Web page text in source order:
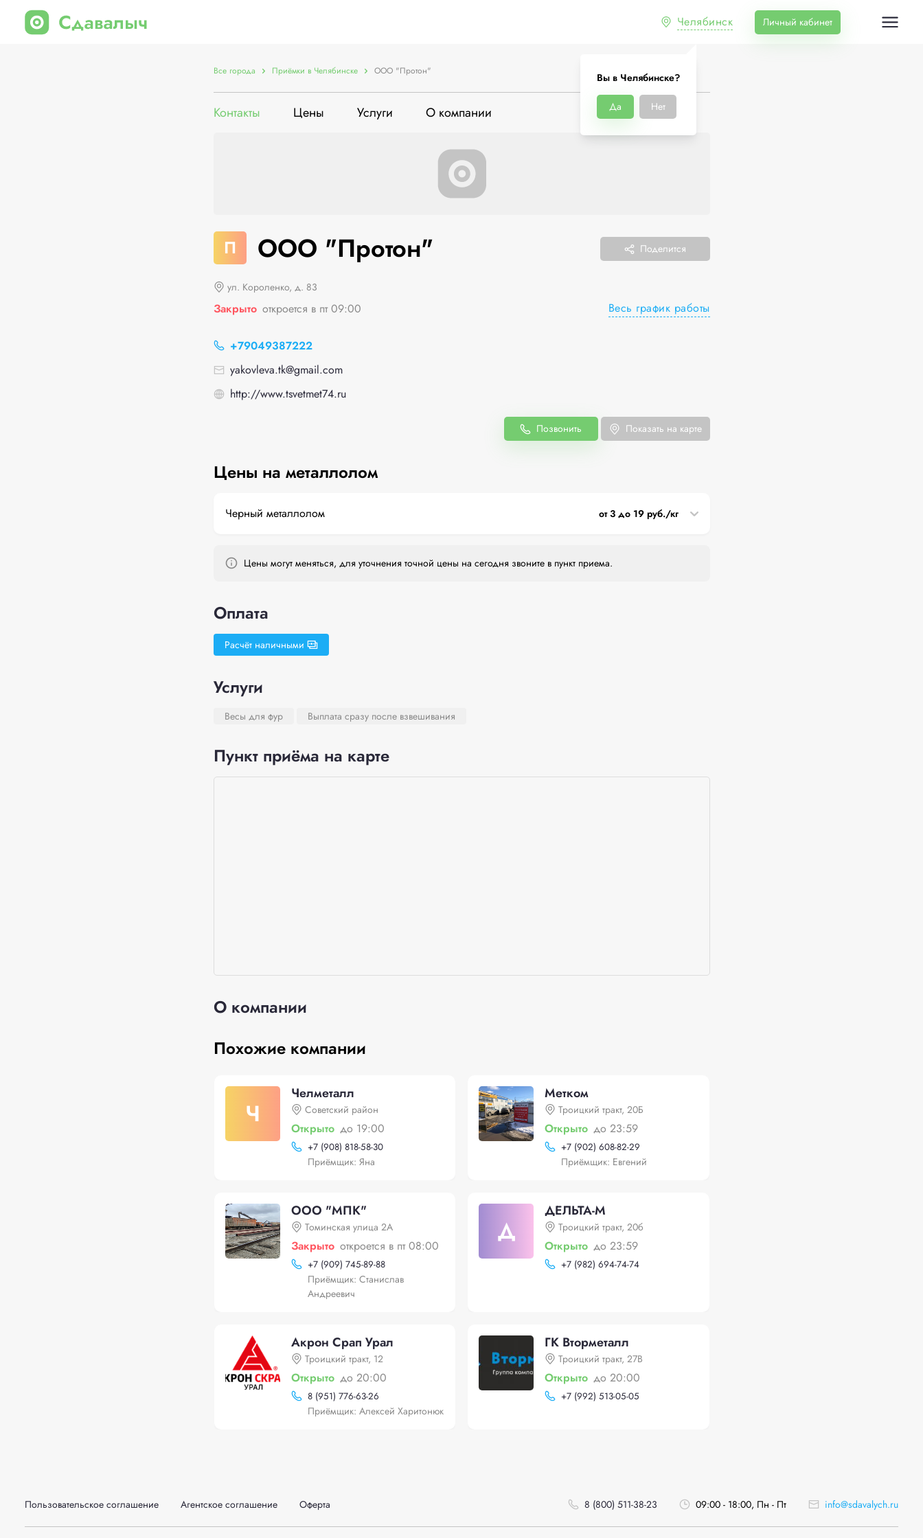
Челябинск
Вы в Челябинске?
Да Нет
Личный кабинет
Все города Приёмки в Челябинске ООО "Протон"
Контакты Цены Услуги О компании
П ООО "Протон" Поделится
ул. Короленко, д. 83
Закрыто откроется в пт 09:00 Весь график работы
+79049387222
yakovleva.tk@gmail.com
http://www.tsvetmet74.ru
Позвонить Показать на карте
Цены на металлолом
Черный металлолом от 3 до 19 руб./кг
Цены могут меняться, для уточнения точной цены на сегодня звоните в пункт приема.
Оплата
Расчёт наличными
Услуги
Весы для фур Выплата сразу после взвешивания
Пункт приёма на карте
О компании
Похожие компании
Ч
Челметалл
Советский район
Открыто до 19:00
+7 (908) 818-58-30
Приёмщик: Яна
Метком
Троицкий тракт, 20Б
Открыто до 23:59
+7 (902) 608-82-29
Приёмщик: Евгений
ООО "МПК"
Томинская улица 2А
Закрыто откроется в пт 08:00
+7 (909) 745-89-88
Приёмщик: Станислав
Андреевич
Д
ДЕЛЬТА-М
Троицкий тракт, 20б
Открыто до 23:59
+7 (982) 694-74-74
Акрон Срап Урал
Троицкий тракт, 12
Открыто до 20:00
8 (951) 776-63-26
Приёмщик: Алексей Харитонюк
ГК Вторметалл
Троицкий тракт, 27В
Открыто до 20:00
+7 (992) 513-05-05
Пользовательское соглашение Агентское соглашение Оферта 8 (800) 511-38-23 09:00 - 18:00, Пн - Пт info@sdavalych.ru